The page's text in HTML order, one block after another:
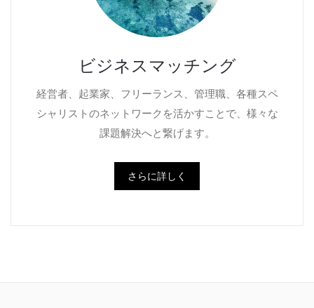
ビジネスマッチング
経営者、起業家、フリーランス、管理職、各種スペ
シャリストのネットワークを活かすことで、様々な
課題解決へと繋げます。
さらに詳しく